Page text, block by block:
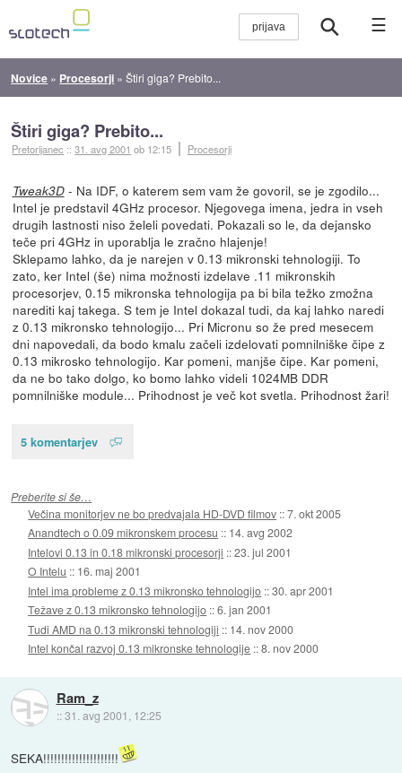
☰
Novice » Procesorji »Štiri giga? Prebito...
Štiri giga? Prebito...
Pretorijanec ::31. avg 2001 ob 12:15 Procesorji
Tweak3D- Na IDF, o katerem sem vam že govoril, se je zgodilo...
Intel je predstavil 4GHz procesor. Njegovega imena, jedra in vseh
drugih lastnosti niso želeli povedati. Pokazali so le, da dejansko
teče pri 4GHz in uporablja le zračno hlajenje!
Sklepamo lahko, da je narejen v 0.13 mikronski tehnologiji. To
zato, ker Intel (še) nima možnosti izdelave .11 mikronskih
procesorjev, 0.15 mikronska tehnologija pa bi bila težko zmožna
narediti kaj takega. S tem je Intel dokazal tudi, da kaj lahko naredi
z 0.13 mikronsko tehnologijo... Pri Micronu so že pred mesecem
dni napovedali, da bodo kmalu začeli izdelovati pomnilniške čipe z
0.13 mikrosko tehnologijo. Kar pomeni, manjše čipe. Kar pomeni,
da ne bo tako dolgo, ko bomo lahko videli 1024MB DDR
pomnilniške module... Prihodnost je več kot svetla. Prihodnost žari!
5 komentarjev
Preberite si še…
Večina monitorjev ne bo predvajala HD-DVD filmov ::7. okt 2005
Anandtech o 0.09 mikronskem procesu :: 14. avg 2002
Intelovi 0.13 in 0.18 mikronski procesorji ::23. jul 2001
O Intelu :: 16. maj 2001
Intel ima probleme z 0.13 mikronsko tehnologijo ::30. apr 2001
Težave z 0.13 mikronsko tehnologijo ::6. jan 2001
Tudi AMD na 0.13 mikronski tehnologiji :: 14. nov 2000
Intel končal razvoj 0.13 mikronske tehnologije ::8. nov 2000
Ram_z
::31. avg 2001, 12:25
SEKA!!!!!!!!!!!!!!!!!!!!!